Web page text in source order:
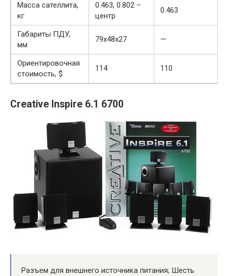
Масса сателлита,
кг
0.463, 0.802 –
центр
0.463
Габариты ПДУ,
мм
79х48х27 —
Ориентировочная
стоимость, $
114 110
Creative Inspire 6.1 6700
Разъем для внешнего источника питания; Шесть